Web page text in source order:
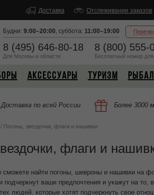
Доставка Отслеживание заказов
Будни: 9:00–20:00, суббота: 11:00–19:00
8 (495) 646-80-18
Для Москвы и области
8 (800) 555-
Бесплатный номер
АКСЕССУАРЫ ТУРИЗМ
Доставка по всей России Более 3000
/ Погоны, звездочки, флаги и нашивки
флаги и
найти погоны, шевроны и нашивки на
подчеркнут ваши предпочтения и укажут на
людей, которые хотят подчеркнуть свое